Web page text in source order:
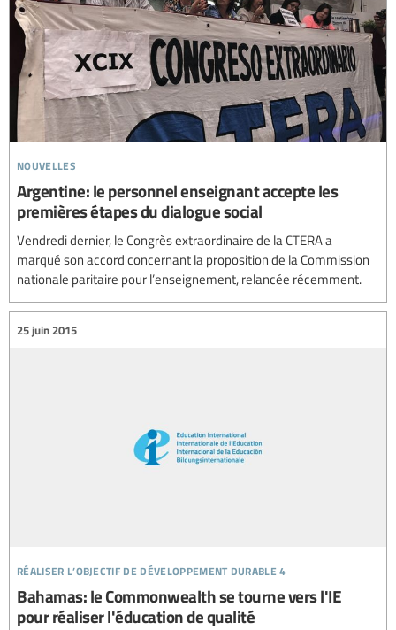
nouvelles
Argentine: le personnel enseignant accepte les
premières étapes du dialogue social
Vendredi dernier, le Congrès extraordinaire de la CTERA a
marqué son accord concernant la proposition de la Commission
nationale paritaire pour l’enseignement, relancée récemment.
réaliser l’objectif de développement durable 4
25 juin 2015
Bahamas: le Commonwealth se tourne vers l'IE
pour réaliser l'éducation de qualité